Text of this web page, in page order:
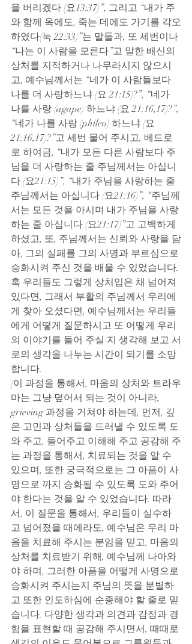
을 버리겠다 (요13:37)”, 그리고 “내가 주
와 함께 옥에도, 죽는 데에도 가기를 각오
하였다(눅 22:33)”는 말들과, 또 세번이나
“나는 이 사람을 모른다”고 말한 배신의
상처를 지적하거나 나무라시지 않으시
고, 예수님께서는 “네가 이 사람들보다
나를 더 사랑하느냐 (요 21:15)?”, “네가
나를 사랑 (agape) 하느냐 (요 21:16,17)?”,
“네가 나를 사랑 (phileo) 하느냐 (요
21:16,17)?”고 세번 물어 주시고, 베드로
로 하여금, “내가 모든 다른 사람보다 주
님을 더 사랑하는 줄 주님께서는 아십니
다 (요21:15)”, “내가 주님을 사랑하는 줄
주님께서는 아십니다 (요21:16)”, “주님께
서는 모든 것을 아시며 내가 주님을 사랑
하는 줄 아십니다 (요21:17)”고 고백하게
하셨고, 또, 주님께서는 신뢰와 사랑을 담
아, 그의 실패를 그의 사명과 부르심으로
승화시켜 주신 것을 배울 수 있었습니다.
혹 우리들도 그렇게 상처입은 채 넘어져
있다면, 그래서 부활의 주님께서 우리에
게 찾아 오셨다면, 예수님께서는 우리들
에게 어떻게 질문하시고 또 어떻게 우리
의 이야기를 들어 주실 지 생각해 보고 서
로의 생각을 나누는 시간이 되기를 소망
합니다.
(이 과정을 통해서, 마음의 상처와 트라우
마는 그냥 덮어서 되는 것이 아니라,
grieving 과정을 거쳐야 하는데, 먼저, 깊
은 고민과 상처들을 드러낼 수 있도록 도
와 주고, 들어주고 이해해 주고 공감해 주
는 과정을 통해서, 치료되는 것을 알 수
있으며, 또한 궁극적으로는 그 아픔이 사
명으로 까지 승화될 수 있도록 도와 주어
야 한다는 것을 알 수 있었습니다. 따라
서, 이 질문을 통해서, 우리들이 실수하
고 넘어졌을 때에라도, 예수님은 우리 마
음을 치료해 주시는 분임을 믿고, 마음의
상처를 치료받기 위해, 예수님께 나아와
야 하며, 그러한 아픔을 어떻게 사명으로
승화시켜 주시는지 주님의 뜻을 분별하
고 또한 인도하심에 순종해야 할 줄로 믿
습니다. 다양한 생각과 의견과 감정과 경
험을 표현할 때 공감해 주시면서, 때때로